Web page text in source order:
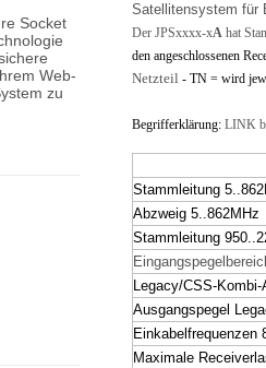
Satellitensystem für
Der JPSxxxx-xA hat
den angeschlossenen
Netzteil - TN = wird
Begrifferklärung: LINK
Stammleitung
Abzweig 5..862MHz
Stammleitung
Legacy/CSS-Kombi-
Ausgangspegel
Einkabelfrequenzen
Maximale
Socket
Web-
zu